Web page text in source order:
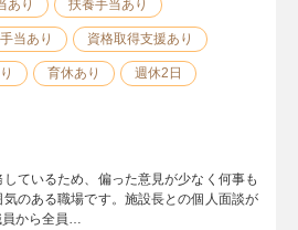
あり 扶養手当あり
当あり 資格取得支援あり
育休あり 週休2日
ているため、偏った意見が少なく何事も
のある職場です。施設長との個人面談が
から全員…